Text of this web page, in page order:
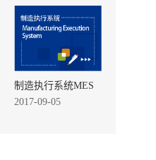
制造执行系统MES
2017-09-05